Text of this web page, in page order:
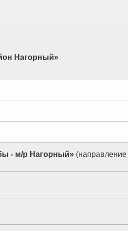
Нагорный»
- м/р Нагорный» (направление